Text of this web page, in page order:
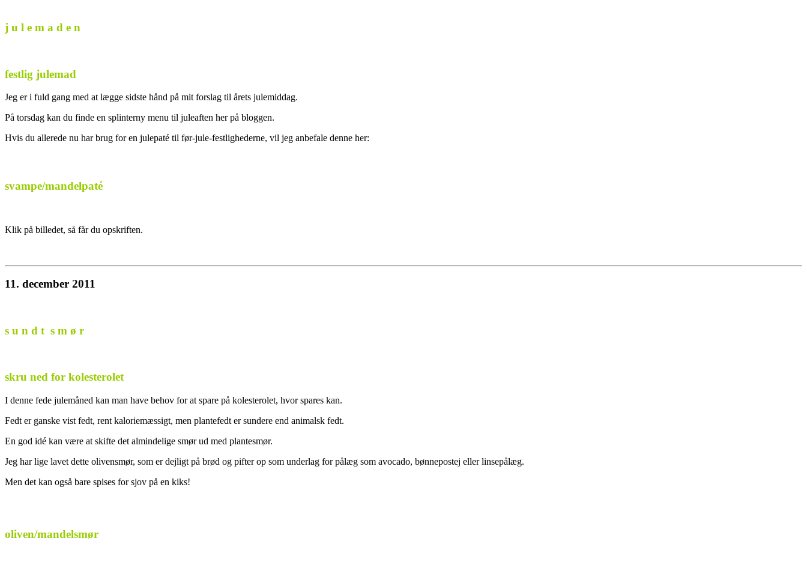
j u l e m a d e n
festlig julemad
Jeg er i fuld gang med at lægge sidste hånd på mit forslag til årets julemiddag.
På torsdag kan du finde en splinterny menu til juleaften her på bloggen.
Hvis du allerede nu har brug for en julepaté til før-jule-festlighederne, vil jeg anbefale denne her:
svampe/mandelpaté
Klik på billedet, så får du opskriften.
11. december 2011
s u n d t s m ø r
skru ned for kolesterolet
I denne fede julemåned kan man have behov for at spare på kolesterolet, hvor spares kan.
Fedt er ganske vist fedt, rent kaloriemæssigt, men plantefedt er sundere end animalsk fedt.
En god idé kan være at skifte det almindelige smør ud med plantesmør.
Jeg har lige lavet dette olivensmør, som er dejligt på brød og pifter op som underlag for pålæg som avocado, bønnepostej eller linsepålæg.
Men det kan også bare spises for sjov på en kiks!
oliven/mandelsmør